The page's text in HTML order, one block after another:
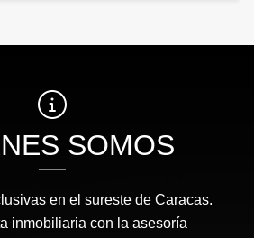
SOMOS
en el sureste de Caracas.
inmobiliaria con la asesoría